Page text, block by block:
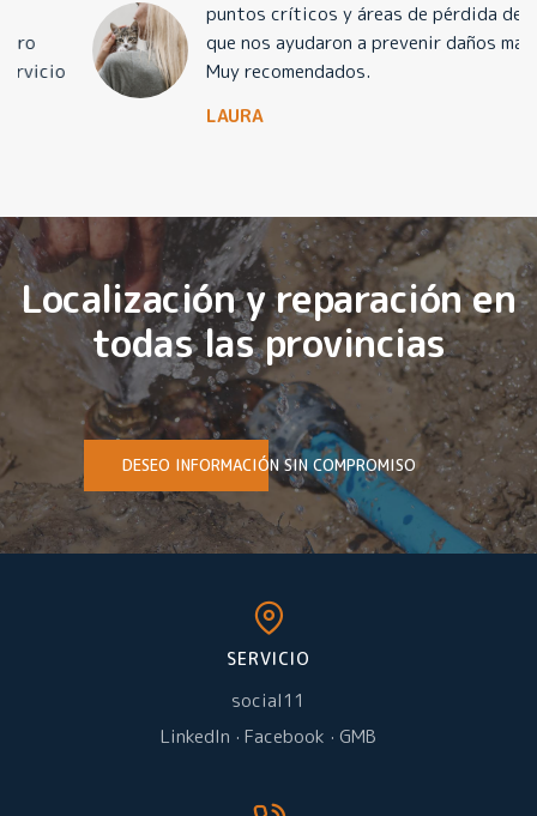
puntos críticos y áreas de pérdida de calor
que nos ayudaron a prevenir daños mayores.
Muy recomendados.
Localización y reparación en
todas las provincias
DESEO INFORMACIÓN SIN COMPROMISO
SERVICIO
social11
LinkedIn · Facebook · GMB